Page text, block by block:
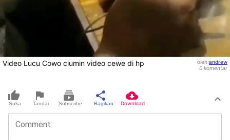
Video Lucu Cowo ciumin video cewe di hp oleh:andrew
0 komentar
Suka Tandai Subscribe Bagikan Download
Comment